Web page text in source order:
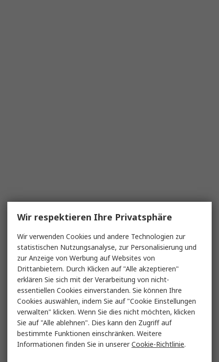
Wir respektieren Ihre Privatsphäre
Wir verwenden Cookies und andere Technologien zur
statistischen Nutzungsanalyse, zur Personalisierung und
zur Anzeige von Werbung auf Websites von
Drittanbietern. Durch Klicken auf "Alle akzeptieren"
erklären Sie sich mit der Verarbeitung von nicht-
essentiellen Cookies einverstanden. Sie können Ihre
Cookies auswählen, indem Sie auf "Cookie Einstellungen
verwalten" klicken. Wenn Sie dies nicht möchten, klicken
Sie auf "Alle ablehnen". Dies kann den Zugriff auf
bestimmte Funktionen einschränken. Weitere
Informationen finden Sie in unsererCookie-Richtlinie.